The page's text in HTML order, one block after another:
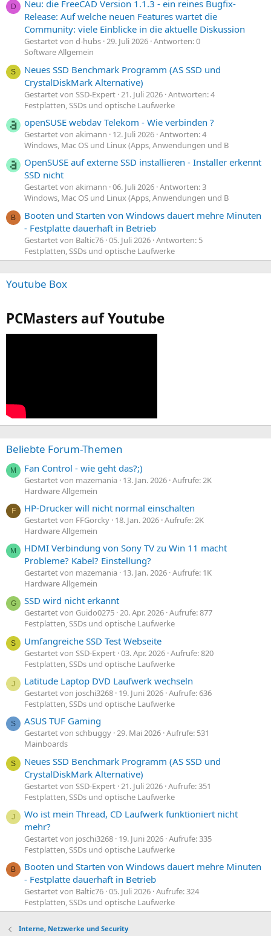
D
Neu: die FreeCAD Version 1.1.3 - ein reines Bugfix-
Release: Auf welche neuen Features wartet die
Community: viele Einblicke in die aktuelle Diskussion
Gestartet von d-hubs 29. Juli 2026 Antworten: 0
Software Allgemein
S
Neues SSD Benchmark Programm (AS SSD und
CrystalDiskMark Alternative)
Gestartet von SSD-Expert 21. Juli 2026 Antworten: 4
Festplatten, SSDs und optische Laufwerke
openSUSE webdav Telekom - Wie verbinden ?
Gestartet von akimann 12. Juli 2026 Antworten: 4
Windows, Mac OS und Linux (Apps, Anwendungen und B
OpenSUSE auf externe SSD installieren - Installer erkennt
SSD nicht
Gestartet von akimann 06. Juli 2026 Antworten: 3
Windows, Mac OS und Linux (Apps, Anwendungen und B
B
Booten und Starten von Windows dauert mehre Minuten
- Festplatte dauerhaft in Betrieb
Gestartet von Baltic76 05. Juli 2026 Antworten: 5
Festplatten, SSDs und optische Laufwerke
Youtube Box
PCMasters auf Youtube
Beliebte Forum-Themen
M Fan Control - wie geht das?;)
Gestartet von mazemania 13. Jan. 2026 Aufrufe: 2K
Hardware Allgemein
F HP-Drucker will nicht normal einschalten
Gestartet von FFGorcky 18. Jan. 2026 Aufrufe: 2K
Hardware Allgemein
M
HDMI Verbindung von Sony TV zu Win 11 macht
Probleme? Kabel? Einstellung?
Gestartet von mazemania 13. Jan. 2026 Aufrufe: 1K
Hardware Allgemein
G SSD wird nicht erkannt
Gestartet von Guido0275 20. Apr. 2026 Aufrufe: 877
Festplatten, SSDs und optische Laufwerke
S Umfangreiche SSD Test Webseite
Gestartet von SSD-Expert 03. Apr. 2026 Aufrufe: 820
Festplatten, SSDs und optische Laufwerke
J Latitude Laptop DVD Laufwerk wechseln
Gestartet von joschi3268 19. Juni 2026 Aufrufe: 636
Festplatten, SSDs und optische Laufwerke
S ASUS TUF Gaming
Gestartet von schbuggy 29. Mai 2026 Aufrufe: 531
Mainboards
S
Neues SSD Benchmark Programm (AS SSD und
CrystalDiskMark Alternative)
Gestartet von SSD-Expert 21. Juli 2026 Aufrufe: 351
Festplatten, SSDs und optische Laufwerke
J
Wo ist mein Thread, CD Laufwerk funktioniert nicht
mehr?
Gestartet von joschi3268 19. Juni 2026 Aufrufe: 335
Festplatten, SSDs und optische Laufwerke
B
Booten und Starten von Windows dauert mehre Minuten
- Festplatte dauerhaft in Betrieb
Gestartet von Baltic76 05. Juli 2026 Aufrufe: 324
Festplatten, SSDs und optische Laufwerke
Interne, Netzwerke und Security